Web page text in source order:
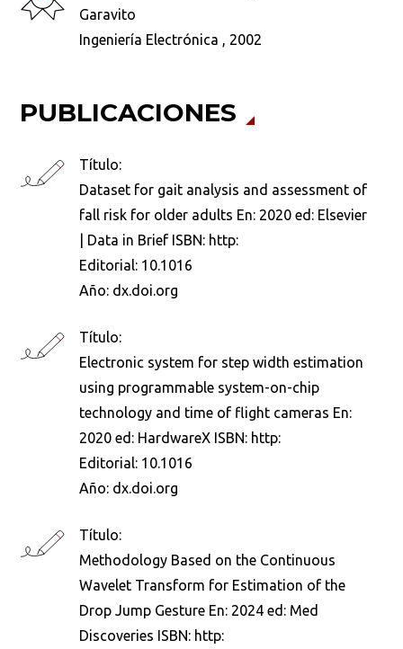
Garavito
Ingeniería Electrónica , 2002
PUBLICACIONES
Título:
Dataset for gait analysis and assessment of
fall risk for older adults En: 2020 ed: Elsevier
| Data in Brief ISBN: http:
Editorial: 10.1016
Año: dx.doi.org
Título:
Electronic system for step width estimation
using programmable system-on-chip
technology and time of flight cameras En:
2020 ed: HardwareX ISBN: http:
Editorial: 10.1016
Año: dx.doi.org
Título:
Methodology Based on the Continuous
Wavelet Transform for Estimation of the
Drop Jump Gesture En: 2024 ed: Med
Discoveries ISBN: http: